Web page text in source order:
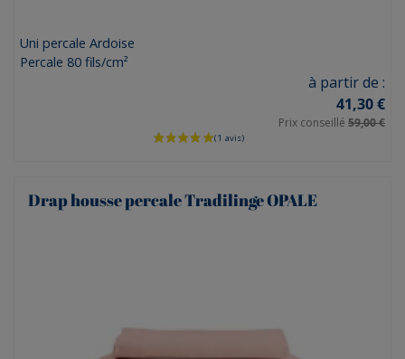
Uni percale Ardoise
Percale 80 fils/cm²
à partir de :
41,30 €
Prix conseillé 59,00 €
Drap housse percale Tradilinge OPALE